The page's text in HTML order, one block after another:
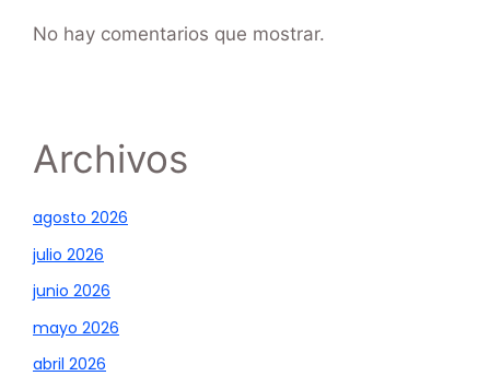
No hay comentarios que mostrar.
Archivos
agosto 2026
julio 2026
junio 2026
mayo 2026
abril 2026